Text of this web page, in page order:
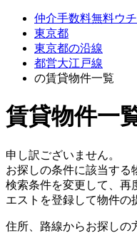
仲介手数料無料ウ
東京都
東京都の沿線
都営大江戸線
の賃貸物件一覧
賃貸物件一
申し訳ございません。
お探しの条件に該当する
検索条件を変更して、再
エストを登録して物件の
住所、路線からお探しの